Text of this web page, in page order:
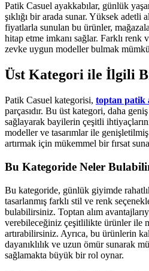
Patik Casuel ayakkabılar, günlük
şıklığı bir arada sunar. Yüksek adetli
fiyatlarla sunulan bu ürünler,
hitap etme imkanı sağlar. Farklı renk
zevke uygun modeller bulmak
Üst Kategori ile İlgili
Patik Casuel kategorisi, toptan patik
parçasıdır. Bu üst kategori, daha
sağlayarak bayilerin çeşitli
modeller ve tasarımlar ile
artırmak için mükemmel bir fırsat
Bu Kategoride Neler
Bu kategoride, günlük giyimde
tasarlanmış farklı stil ve renk
bulabilirsiniz. Toptan alım
verebileceğiniz çeşitlilikte ürünler ile
artırabilirsiniz. Ayrıca, bu ürünlerin
dayanıklılık ve uzun ömür sunarak
sağlamakta büyük bir rol oynar.